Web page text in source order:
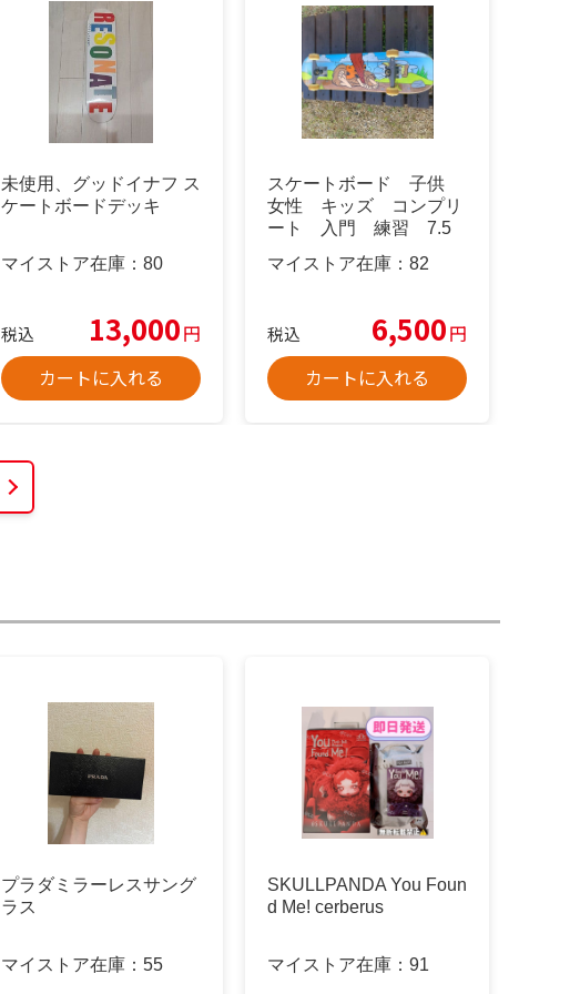
未使用、グッドイナフ ス
ケートボードデッキ
マイストア在庫： 80
税込 13,000円
カートに入れる
スケートボード 子供
女性 キッズ コンプリ
ート 入門 練習 7.5
マイストア在庫： 82
税込 6,500円
カートに入れる
プラダミラーレスサング
ラス
マイストア在庫： 55
SKULLPANDA You Foun
d Me! cerberus
マイストア在庫： 91